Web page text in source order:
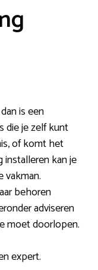
is een
die je zelf kunt
of komt het
installeren kan je
vakman.
behoren
adviseren
moet doorlopen.
expert.